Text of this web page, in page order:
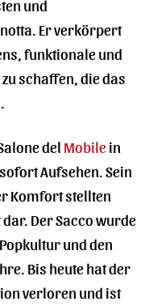
und
Er verkörpert
funktionale und
schaffen, die das
del Mobilein
Aufsehen. Sein
Komfort stellten
Der Sacco wurde
und den
Bis heute hat der
verloren und ist